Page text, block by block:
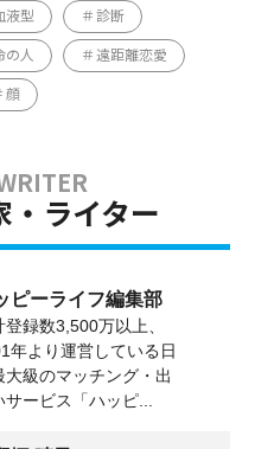
液型 診断
の人 遠距離恋愛
顔
・ライター
ピーライフ編集部
登録数3,500万以上、
年より運営している日
大級のマッチング・出
サービス「ハッピ...